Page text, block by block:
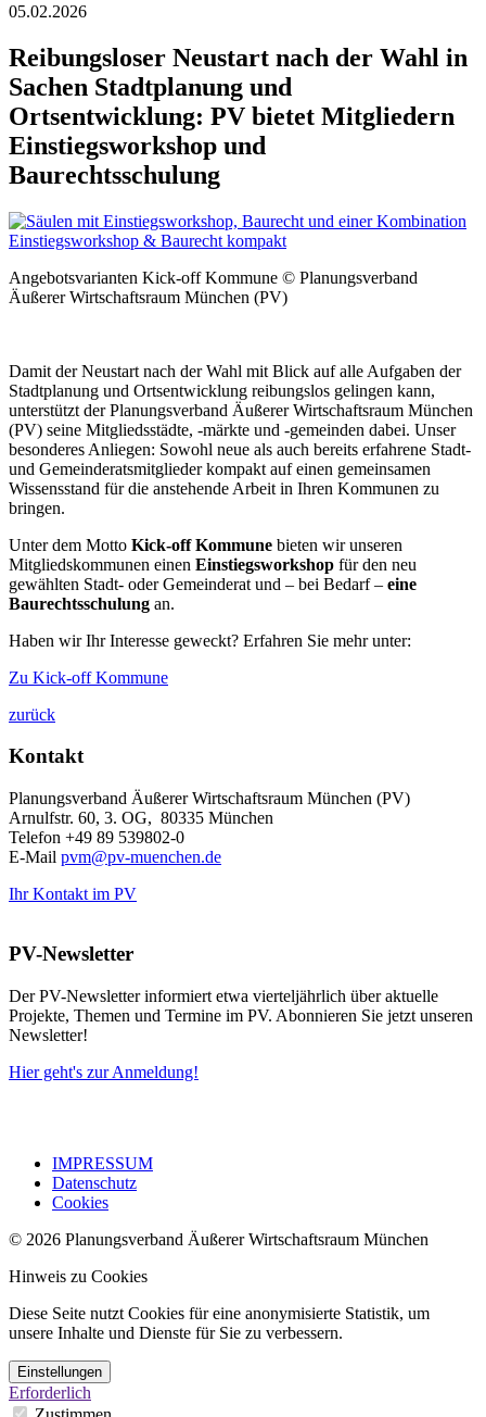
05.02.2026
Reibungsloser Neustart nach der Wahl in
Sachen Stadtplanung und
Ortsentwicklung: PV bietet Mitgliedern
Einstiegsworkshop und
Baurechtsschulung
Angebotsvarianten Kick-off Kommune © Planungsverband
Äußerer Wirtschaftsraum München (PV)
Damit der Neustart nach der Wahl mit Blick auf alle Aufgaben der
Stadtplanung und Ortsentwicklung reibungslos gelingen kann,
unterstützt der Planungsverband Äußerer Wirtschaftsraum München
(PV) seine Mitgliedsstädte, -märkte und -gemeinden dabei. Unser
besonderes Anliegen: Sowohl neue als auch bereits erfahrene Stadt-
und Gemeinderatsmitglieder kompakt auf einen gemeinsamen
Wissensstand für die anstehende Arbeit in Ihren Kommunen zu
bringen.
Unter dem Motto Kick-off Kommune bieten wir unseren
Mitgliedskommunen einen Einstiegsworkshop für den neu
gewählten Stadt- oder Gemeinderat und – bei Bedarf – eine
Baurechtsschulung an.
Haben wir Ihr Interesse geweckt? Erfahren Sie mehr unter:
Zu Kick-off Kommune
zurück
Kontakt
Planungsverband Äußerer Wirtschaftsraum München (PV)
Arnulfstr. 60, 3. OG, 80335 München
Telefon +49 89 539802-0
E-Mail pvm@pv-muenchen.de
Ihr Kontakt im PV
PV-Newsletter
Der PV-Newsletter informiert etwa vierteljährlich über aktuelle
Projekte, Themen und Termine im PV. Abonnieren Sie jetzt unseren
Newsletter!
Hier geht's zur Anmeldung!
IMPRESSUM
Datenschutz
Cookies
© 2026 Planungsverband Äußerer Wirtschaftsraum München
Hinweis zu Cookies
Diese Seite nutzt Cookies für eine anonymisierte Statistik, um
unsere Inhalte und Dienste für Sie zu verbessern.
Einstellungen
Erforderlich